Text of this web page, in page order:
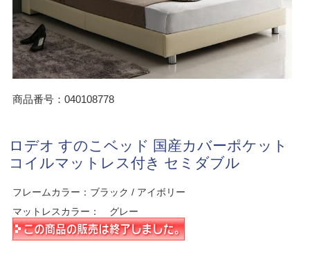
商品番号：040108778
ロデオ すのこベッド 国産カバーポケット
コイルマットレス付き セミダブル
フレームカラー：ブラック / アイボリー
マットレスカラー： グレー